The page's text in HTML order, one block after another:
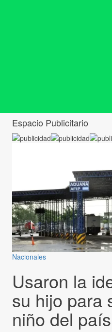
Espacio Publicitario
Nacionales
Usaron la
su hijo para
niño del país